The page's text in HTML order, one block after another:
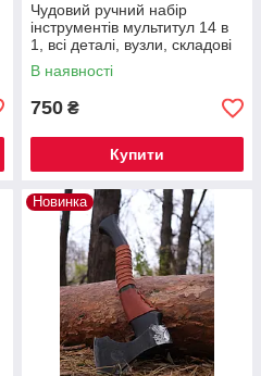
Чудовий ручний набір
інструментів мультитул 14 в
1, всі деталі, вузли, складові
зроблені з металу
В наявності
750 ₴
Купити
Новинка